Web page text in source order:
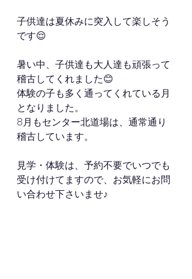
子供達は夏休みに突入して楽しそう
です😌
暑い中、子供達も大人達も頑張って
稽古してくれました😊
体験の子も多く通ってくれている月
となりました。
8月もセンター北道場は、通常通り
稽古しています。
見学・体験は、予約不要でいつでも
受け付けてますので、お気軽にお問
い合わせ下さいませ♪